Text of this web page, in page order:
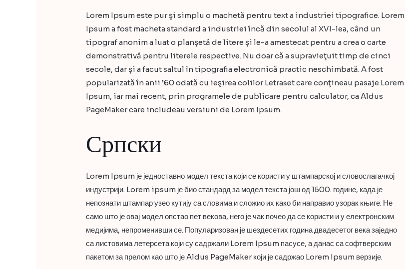
Lorem Ipsum este pur şi simplu o machetă pentru text a industriei tipografice. Lorem
Ipsum a fost macheta standard a industriei încă din secolul al XVI-lea, când un
tipograf anonim a luat o planşetă de litere şi le-a amestecat pentru a crea o carte
demonstrativă pentru literele respective. Nu doar că a supravieţuit timp de cinci
secole, dar şi a facut saltul în tipografia electronică practic neschimbată. A fost
popularizată în anii ’60 odată cu ieşirea colilor Letraset care conţineau pasaje Lorem
Ipsum, iar mai recent, prin programele de publicare pentru calculator, ca Aldus
PageMaker care includeau versiuni de Lorem Ipsum.
Српски
Lorem Ipsum је једноставно модел текста који се користи у штампарској и словослагачкој
индустрији. Lorem ipsum је био стандард за модел текста још од 1500. године, када је
непознати штампар узео кутију са словима и сложио их како би направио узорак књиге. Не
само што је овај модел опстао пет векова, него је чак почео да се користи и у електронским
медијима, непроменивши се. Популаризован је шездесетих година двадесетог века заједно
са листовима летерсета који су садржали Lorem Ipsum пасусе, а данас са софтверским
пакетом за прелом као што је Aldus PageMaker који је садржао Lorem Ipsum верзије.